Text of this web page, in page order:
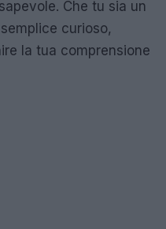
Che tu sia un
curioso,
la tua comprensione